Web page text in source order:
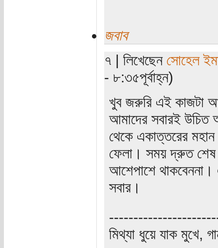
জবাব
৭ | লিখেছেন সোহেল
- ৮:৩৫পূর্বাহ্ন)
খুব জরুরি এই কাজটা
আমাদের সবারই উচিত
থেকে একাত্তরের
ফেলা। সময় দ্রুত শেষ
আশেপাশে
সবার।
মিথ্যা ধুয়ে যাক মুখে,